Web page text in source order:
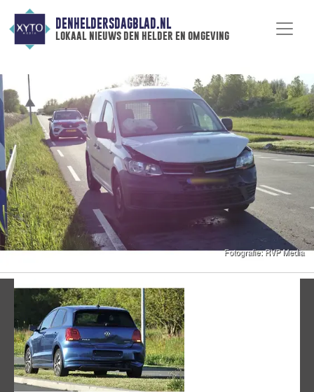
DENHELDERSDAGBLAD.NL
lokaal nieuws den helder en omgeving
Vorige